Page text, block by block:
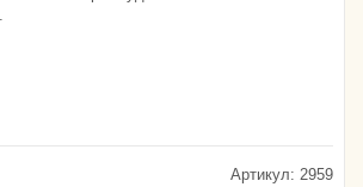
Артикул: 2959